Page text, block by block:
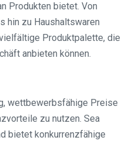
Produkten bietet. Von
hin zu Haushaltswaren
Produktpalette, die
anbieten können.
wettbewerbsfähige Preise
zu nutzen. Sea
bietet konkurrenzfähige